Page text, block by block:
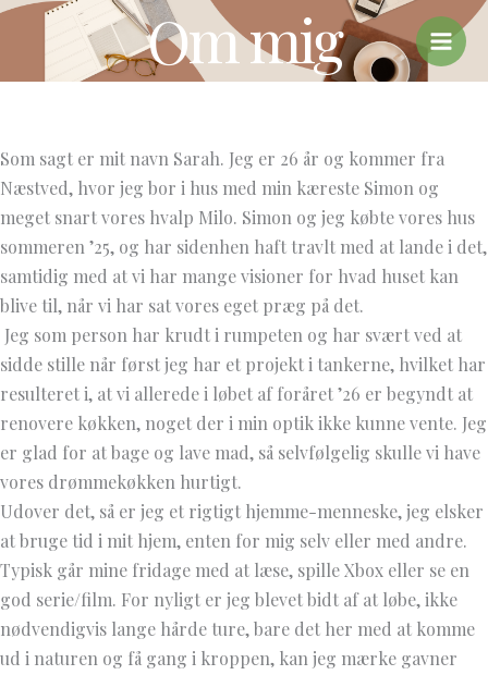
Gå
Om mig
Som sagt er mit navn Sarah. Jeg er 26 år og kommer fra
Næstved, hvor jeg bor i hus med min kæreste Simon og
meget snart vores hvalp Milo. Simon og jeg købte vores hus
sommeren ’25, og har sidenhen haft travlt med at lande i det,
samtidig med at vi har mange visioner for hvad huset kan
blive til, når vi har sat vores eget præg på det.
Jeg som person har krudt i rumpeten og har svært ved at
sidde stille når først jeg har et projekt i tankerne, hvilket har
resulteret i, at vi allerede i løbet af foråret ’26 er begyndt at
renovere køkken, noget der i min optik ikke kunne vente. Jeg
er glad for at bage og lave mad, så selvfølgelig skulle vi have
vores drømmekøkken hurtigt.
Udover det, så er jeg et rigtigt hjemme-menneske, jeg elsker
at bruge tid i mit hjem, enten for mig selv eller med andre.
Typisk går mine fridage med at læse, spille Xbox eller se en
god serie/film. For nyligt er jeg blevet bidt af at løbe, ikke
nødvendigvis lange hårde ture, bare det her med at komme
ud i naturen og få gang i kroppen, kan jeg mærke gavner